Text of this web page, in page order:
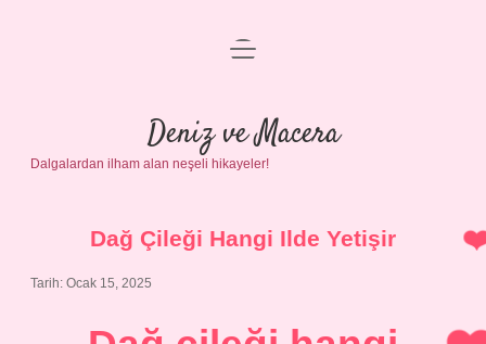
Anasayfa
Gizlilik Politikası
Yasal Uyarı
menüyü
Deniz ve Macera
Dalgalardan ilham alan neşeli hikayeler!
Dağ Çileği Hangi Ilde Yetişir
Tarih: Ocak 15, 2025